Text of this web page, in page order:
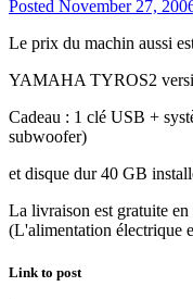
Posted November 27,
Le prix du machin aussi
YAMAHA TYROS2
Cadeau : 1 clé USB +
subwoofer)
et disque dur 40 GB
La livraison est gratuite
(L'alimentation électrique
Link to post